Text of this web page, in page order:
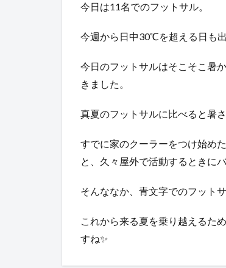
今日は11名でのフットサル。
今週から日中30℃を超える日も出
今日のフットサルはそこそこ暑
きました。
真夏のフットサルに比べると暑
すでに家のクーラーをつけ始め
と、久々屋外で活動するときに
そんななか、青文字でのフット
これから来る夏を乗り越えるた
すね✨